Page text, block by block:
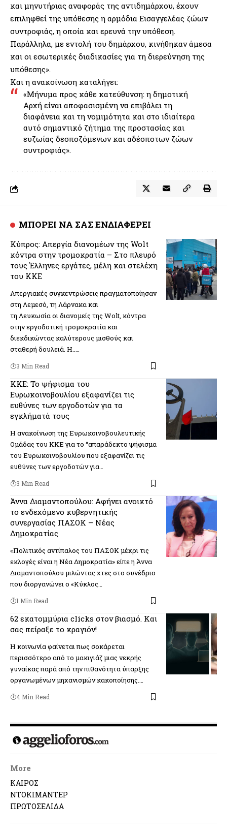
και μηνυτήριας αναφοράς της αντιδημάρχου, έχουν
επιληφθεί της υπόθεσης η αρμόδια Εισαγγελέας ζώων
συντροφιάς, η οποία και ερευνά την υπόθεση.
Παράλληλα, με εντολή του δημάρχου, κινήθηκαν άμεσα
και οι εσωτερικές διαδικασίες για τη διερεύνηση της
υπόθεσης».
Και η ανακοίνωση καταλήγει:
«Μήνυμα προς κάθε κατεύθυνση: η δημοτική
Αρχή είναι αποφασισμένη να επιβάλει τη
διαφάνεια και τη νομιμότητα και στο ιδιαίτερα
αυτό σημαντικό ζήτημα της προστασίας και
ευζωίας δεσποζόμενων και αδέσποτων ζώων
συντροφιάς».
ΜΠΟΡΕΙ ΝΑ ΣΑΣ ΕΝΔΙΑΦΕΡΕΙ
Κύπρος: Απεργία διανομέων της Wolt
κόντρα στην τρομοκρατία – Στο πλευρό
τους Έλληνες εργάτες, μέλη και στελέχη
του ΚΚΕ
Απεργιακές συγκεντρώσεις πραγματοποίησαν
στη Λεμεσό, τη Λάρνακα και
τη Λευκωσία οι διανομείς της Wolt, κόντρα
στην εργοδοτική τρομοκρατία και
διεκδικώντας καλύτερους μισθούς και
σταθερή δουλειά. Η..…
3 Min Read
ΚΚΕ: Το ψήφισμα του
Ευρωκοινοβουλίου εξαφανίζει τις
ευθύνες των εργοδοτών για τα
εγκλήματά τους
Η ανακοίνωση της Ευρωκοινοβουλευτικής
Ομάδας του ΚΚΕ για το “απαράδεκτο ψήφισμα
του Ευρωκοινοβουλίου που εξαφανίζει τις
ευθύνες των εργοδοτών για…
3 Min Read
Άννα Διαμαντοπούλου: Αφήνει ανοικτό
το ενδεχόμενο κυβερνητικής
συνεργασίας ΠΑΣΟΚ – Νέας
Δημοκρατίας
«Πολιτικός αντίπαλος του ΠΑΣΟΚ μέχρι τις
εκλογές είναι η Νέα Δημοκρατία» είπε η Άννα
Διαμαντοπούλου μιλώντας χτες στο συνέδριο
που διοργανώνει ο «Κύκλος…
1 Min Read
62 εκατομμύρια clicks στον βιασμό. Και
σας πείραξε το κραγιόν!
Η κοινωνία φαίνεται πως σοκάρεται
περισσότερο από το μακιγιάζ μιας νεκρής
γυναίκας παρά από την πιθανότητα ύπαρξης
οργανωμένων μηχανισμών κακοποίησης.…
4 Min Read
More
ΚΑΙΡΟΣ
ΝΤΟΚΙΜΑΝΤΕΡ
ΠΡΩΤΟΣΕΛΙΔΑ